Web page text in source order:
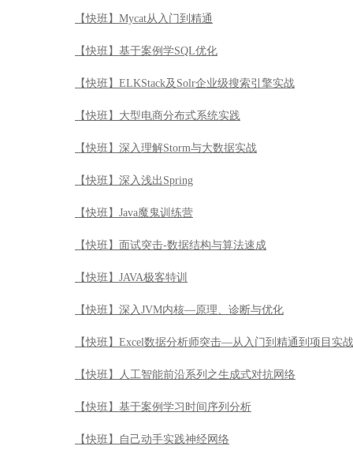
【快班】Mycat从入门到精通
【快班】基于案例学SQL优化
【快班】ELKStack及Solr企业级搜索引擎实战
【快班】大型电商分布式系统实践
【快班】深入理解Storm与大数据实战
【快班】深入浅出Spring
【快班】Java魔鬼训练营
【快班】面试突击-数据结构与算法速成
【快班】JAVA极客特训
【快班】深入JVM内核—原理、诊断与优化
【快班】Excel数据分析师突击—从入门到精通到项目实战
【快班】人工智能前沿系列之生成式对抗网络
【快班】基于案例学习时间序列分析
【快班】自己动手实践神经网络